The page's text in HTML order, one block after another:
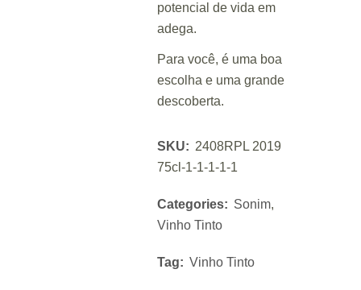
potencial de vida em
adega.
Para você, é uma boa
escolha e uma grande
descoberta.
SKU: 2408RPL 2019
75cl-1-1-1-1-1
Categories: Sonim,
Vinho Tinto
Tag: Vinho Tinto